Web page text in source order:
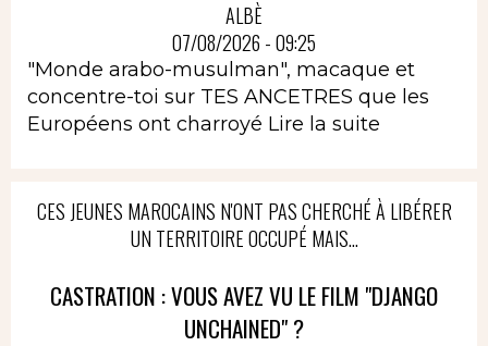
ALBÈ
07/08/2026 - 09:25
"Monde arabo-musulman", macaque et
concentre-toi sur TES ANCETRES que les
Européens ont charroyé Lire la suite
CES JEUNES MAROCAINS N'ONT PAS CHERCHÉ À LIBÉRER
UN TERRITOIRE OCCUPÉ MAIS...
CASTRATION : VOUS AVEZ VU LE FILM "DJANGO
UNCHAINED" ?